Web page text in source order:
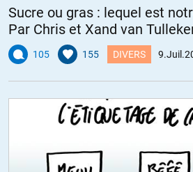
Sucre ou gras : lequel est
Par Chris et Xand van
105 155 DIVERS